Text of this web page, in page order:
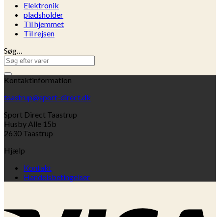
Elektronik
pladsholder
Til hjemmet
Til rejsen
Søg…
Søg
efter:
Kontaktinformation
taastrup@sport-direct.dk
Sport Direct Taastrup
Husby Alle 15b
2630 Taastrup
Hjælp
Kontakt
Handelsbetingelser